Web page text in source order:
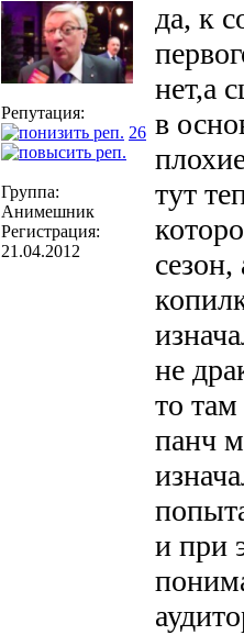
Репутация:
26
Группа:
Анимешник
Регистрация:
21.04.2012
да, к
нет,а
в
тут
сезон,
не
то
панч
и при